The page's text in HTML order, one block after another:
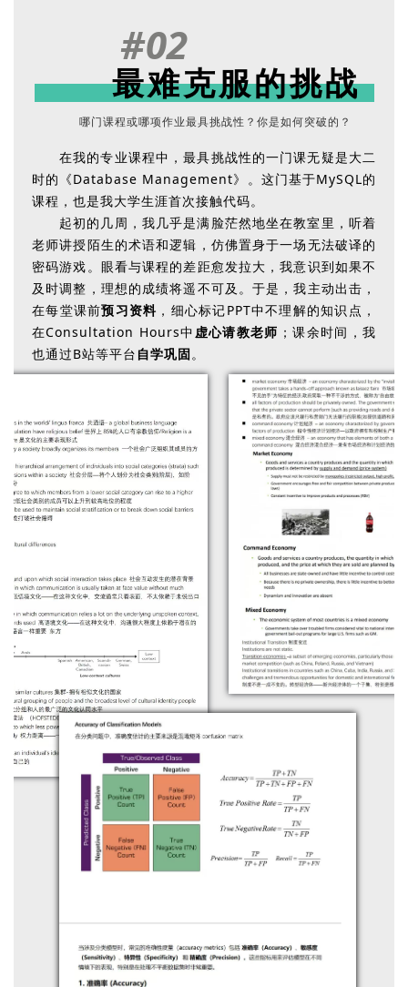
#02
最难克服的挑战
哪门课程或哪项作业最具挑战性？你是如何突破的？
在我的专业课程中，最具挑战性的一门课无疑是大二
时的《Database Management》。这门基于MySQL的
课程，也是我大学生涯首次接触代码。
起初的几周，我几乎是满脸茫然地坐在教室里，听着
老师讲授陌生的术语和逻辑，仿佛置身于一场无法破译的
密码游戏。眼看与课程的差距愈发拉大，我意识到如果不
及时调整，理想的成绩将遥不可及。于是，我主动出击，
在每堂课前预习资料 ，细心标记PPT中不理解的知识点，
在Consultation Hours中 虚心请教老师 ；课余时间，我
也通过B站等平台 自学巩固。